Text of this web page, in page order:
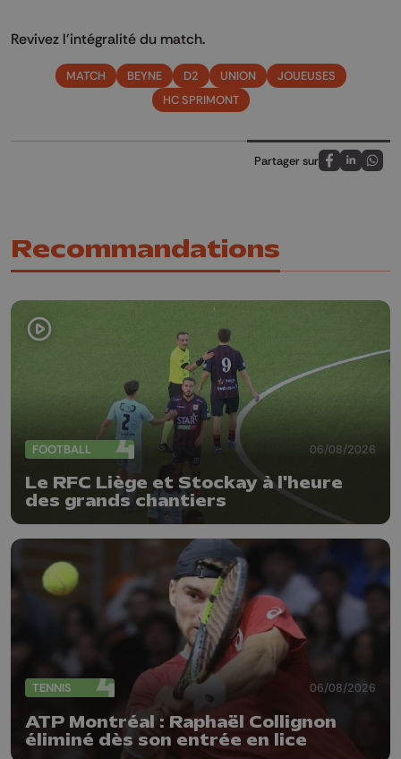
Revivez l'intégralité du match.
MATCH BEYNE D2 UNION
JOUEUSES
HC SPRIMONT
Partager sur
Partagez sur
Partagez
Recommandations
FOOTBALL 06/08/2026
Le RFC Liège et Stockay à l'heure
des grands chantiers
TENNIS 06/08/2026
ATP Montréal : Raphaël Collignon
éliminé dès son entrée en lice